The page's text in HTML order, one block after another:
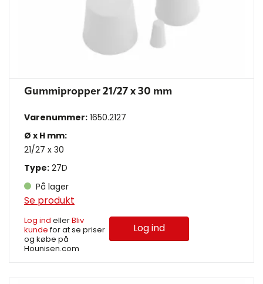
Gummipropper 21/27 x 30 mm
Varenummer: 1650.2127
Ø x H mm:
21/27 x 30
Type: 27D
På lager
Se produkt
Log ind ellerBliv
kundefor at se priser
og købe på
Hounisen.com
Log ind